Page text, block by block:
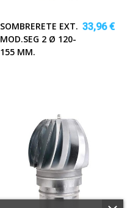
SOMBRERETE EXT.
MOD.SEG 2 Ø 120-
155 MM.
33,96 €